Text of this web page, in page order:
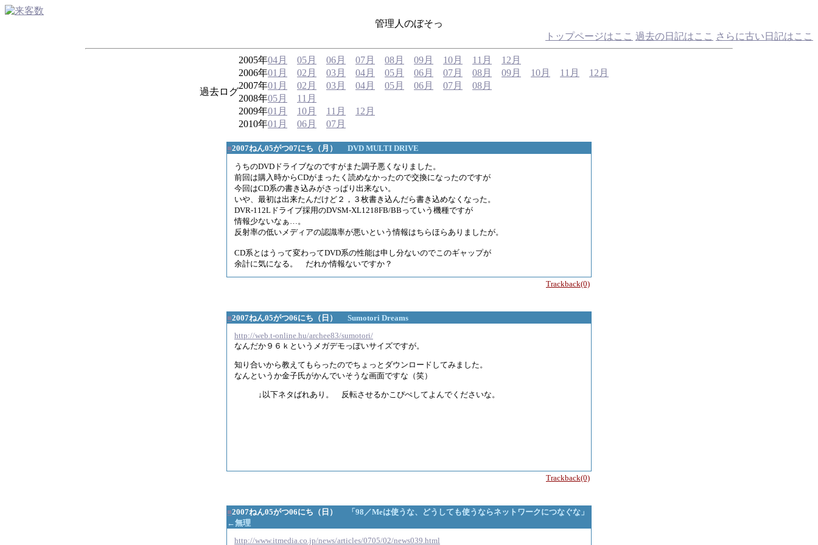
管理人のぼそっ
トップページはここ 過去の日記はここ さらに古い日記はここ
過去ログ
2005年04月 05月 06月 07月 08月 09月 10月 11月
12月
2006年01月 02月 03月 04月 05月 06月 07月 08月 09月 10月 11月
12月
2007年01月 02月 03月 04月 05月 06月 07月
08月
2008年05月
11月
2009年01月 10月 11月
12月
2010年01月 06月 07月
■2007ねん05がつ07にち（月）
DVD MULTI DRIVE
うちのDVDドライブなのですがまた調子悪くなりました。
前回は購入時からCDがまったく読めなかったので交換になったのですが
今回はCD系の書き込みがさっぱり出来ない。
いや、最初は出来たんだけど２，３枚書き込んだら書き込めなくなった。
DVR-112Lドライブ採用のDVSM-XL1218FB/BBっていう機種ですが
情報少ないなぁ…。
反射率の低いメディアの認識率が悪いという情報はちらほらありましたが。
CD系とはうって変わってDVD系の性能は申し分ないのでこのギャップが
余計に気になる。 だれか情報ないですか？
Trackback(0)
■2007ねん05がつ06にち（日）
Sumotori Dreams
http://web.t-online.hu/archee83/sumotori/
なんだか９６ｋというメガデモっぽいサイズですが。
知り合いから教えてもらったのでちょっとダウンロードしてみました。
なんというか金子氏がかんでいそうな画面ですな（笑）
↓以下ネタばれあり。 反転させるかこぴぺしてよんでくださいな。
Trackback(0)
■2007ねん05がつ06にち（日）
「98／Meは使うな、どうしても使うならネットワークにつなぐな」
←無理
http://www.itmedia.co.jp/news/articles/0705/02/news039.html